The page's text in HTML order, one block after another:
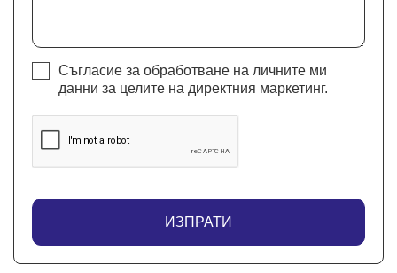
Съгласие за обработване на личните ми
данни за целите на директния маркетинг.
ИЗПРАТИ